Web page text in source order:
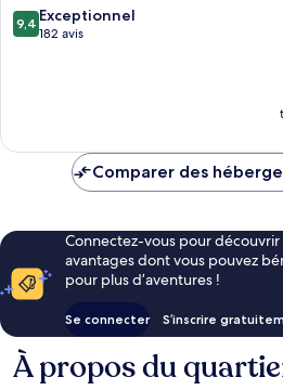
9.4
sur
9,4 Exceptionnel
182 avis
Comparer des
Connectez-vous pour
avantages dont vous pouvez
pour plus d’aventures !
Se connecter S’inscrire
À propos du